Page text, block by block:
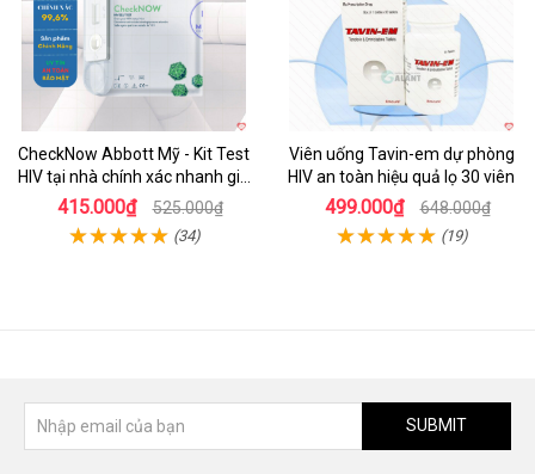
CheckNow Abbott Mỹ - Kit Test
HIV tại nhà chính xác nhanh giá
tốt
415.000₫ 525.000₫
(34)
Viên uống Tavin-em dự phòng
HIV an toàn hiệu quả lọ 30 viên
499.000₫ 648.000₫
(19)
SUBMIT